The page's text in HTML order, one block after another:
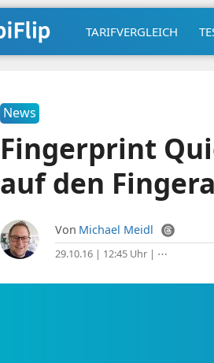
TARIFVERGLEICH
News
Fingerprint
auf den
Von Michael Meidl
29.10.16 | 12:45 Uhr| ⋯